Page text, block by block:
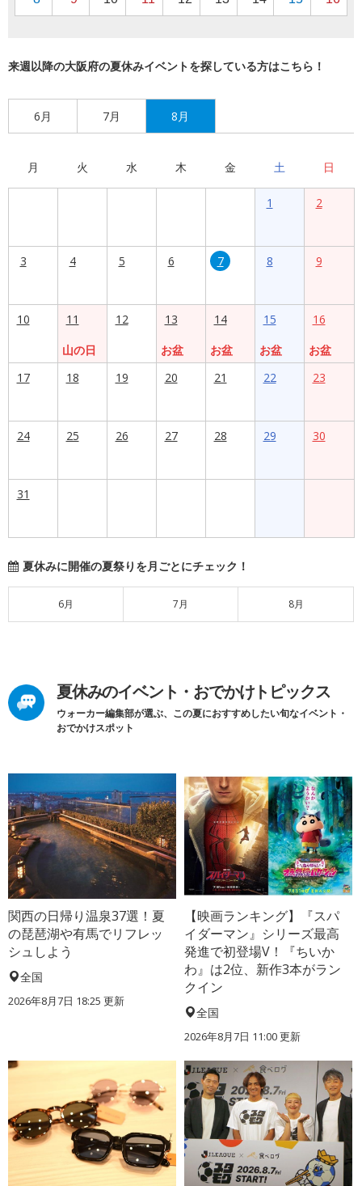
来週以降の大阪府の夏休みイベントを探している方はこちら！
6月 7月 8月
月 火 水 木 金 土 日
1 2
3 4 5 6 7 8 9
10
11
山の日
12
13
お盆
14
お盆
15
お盆
16
お盆
17
18 19 20 21 22 23
24 25 26 27 28 29 30
31
夏休みに開催の夏祭りを月ごとにチェック！
6月 7月 8月
夏休みのイベント・おでかけトピックス
ウォーカー編集部が選ぶ、この夏におすすめしたい旬なイベント・
おでかけスポット
関西の日帰り温泉37選！夏
の琵琶湖や有馬でリフレッ
シュしよう
全国
2026年8月7日 18:25 更新
【映画ランキング】『スパ
イダーマン』シリーズ最高
発進で初登場V！『ちいか
わ』は2位、新作3本がラン
クイン
全国
2026年8月7日 11:00更新